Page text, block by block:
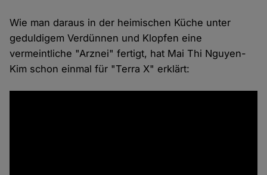
Wie man daraus in der heimischen Küche unter
geduldigem Verdünnen und Klopfen eine
vermeintliche "Arznei" fertigt, hat Mai Thi Nguyen-
Kim schon einmal für "Terra X" erklärt: